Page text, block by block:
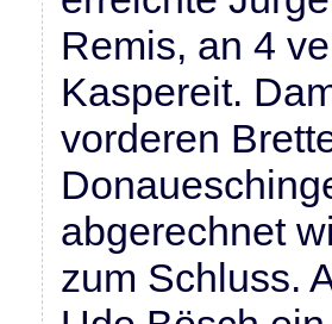
Remis, an 4
Kaspereit.
vorderen
abgerechnet
zum Schluss.